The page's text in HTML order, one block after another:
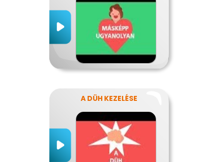
A DÜH KEZELÉSE